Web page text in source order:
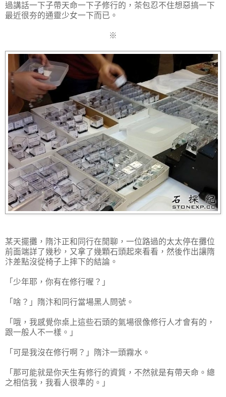
過講話一下子帶天命一下子修行的，茶包忍不住想惡搞一下
最近很夯的通靈少女一下而已。
※
某天擺攤，隋汴正和同行在閒聊，一位路過的太太停在攤位
前面端詳了幾秒，又拿了幾顆石頭起來看看，然後作出讓隋
汴差點沒從椅子上摔下的結論。
「少年耶，你有在修行喔？」
「啥？」隋汴和同行當場黑人問號。
「哦，我感覺你桌上這些石頭的氣場很像修行人才會有的，
跟一般人不一樣。」
「可是我沒在修行啊？」隋汴一頭霧水。
「那可能就是你天生有修行的資質，不然就是有帶天命。總
之相信我，我看人很準的。」